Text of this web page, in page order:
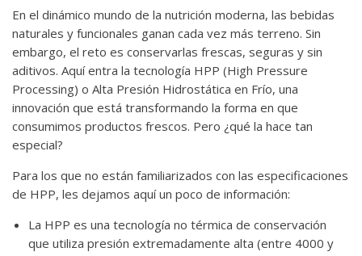
En el dinámico mundo de la nutrición moderna, las bebidas
naturales y funcionales ganan cada vez más terreno. Sin
embargo, el reto es conservarlas frescas, seguras y sin
aditivos. Aquí entra la tecnología HPP (High Pressure
Processing) o Alta Presión Hidrostática en Frío, una
innovación que está transformando la forma en que
consumimos productos frescos. Pero ¿qué la hace tan
especial?
Para los que no están familiarizados con las especificaciones
de HPP, les dejamos aquí un poco de información:
La HPP es una tecnología no térmica de conservación
que utiliza presión extremadamente alta (entre 4000 y